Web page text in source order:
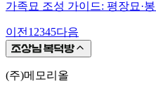
가족묘 조성 가이드: 평장묘·
이전 1 2345다음
(주)메모리올